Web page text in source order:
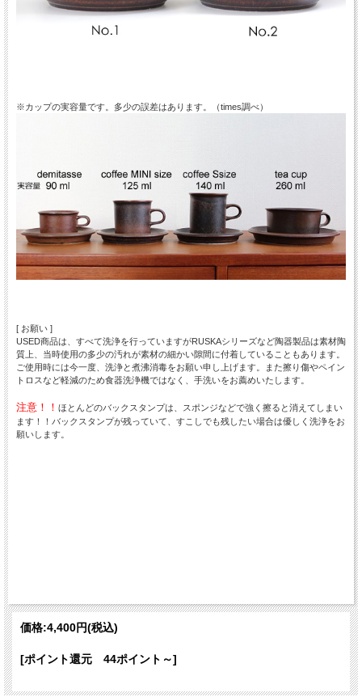
※カップの実容量です。多少の誤差はあります。（times調べ）
[ お願い ]
USED商品は、すべて洗浄を行っていますがRUSKAシリーズなど陶器製品は素材陶
質上、当時使用の多少の汚れが素材の細かい隙間に付着していることもあります。
ご使用時には今一度、洗浄と煮沸消毒をお願い申し上げます。また擦り傷やペイン
トロスなど軽減のため食器洗浄機ではなく、手洗いをお薦めいたします。
注意！！ ほとんどのバックスタンプは、スポンジなどで強く擦ると消えてしまい
ます！！バックスタンプが残っていて、すこしでも残したい場合は優しく洗浄をお
願いします。
価格:4,400円(税込)
[ポイント還元 44ポイント～]